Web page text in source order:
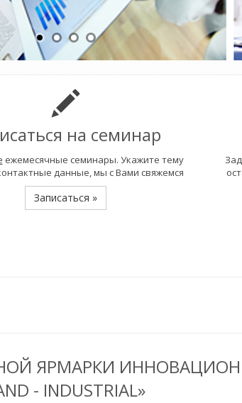
на семинар
ежемесячные семинары. Укажите тему
данные, мы с Вами свяжемся
Записаться »
ЯРМАРКИ
- INDUSTRIAL»